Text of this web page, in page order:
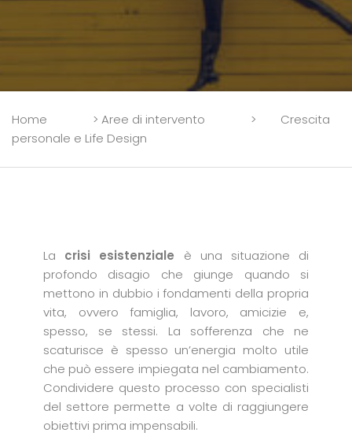
Home > Aree di intervento >
Crescita
personale e Life Design
La crisi esistenziale è una situazione di
profondo disagio che giunge quando si
mettono in dubbio i fondamenti della propria
vita, ovvero famiglia, lavoro, amicizie e,
spesso, se stessi. La sofferenza che ne
scaturisce è spesso un’energia molto utile
che può essere impiegata nel cambiamento.
Condividere questo processo con specialisti
del settore permette a volte di raggiungere
obiettivi prima impensabili.